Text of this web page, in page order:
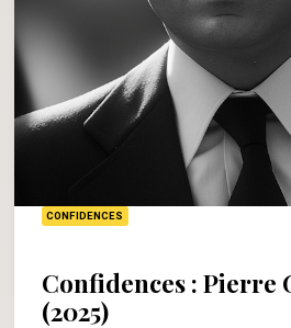
CONFIDENCES
Confidences : Pierre
(2025)